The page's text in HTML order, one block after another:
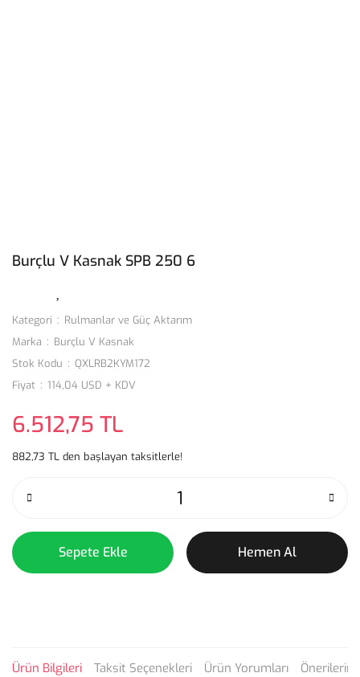
Burçlu V Kasnak SPB 250 6
Kategori
Rulmanlar ve Güç Aktarım
Marka
Burçlu V Kasnak
Stok Kodu
QXLRB2KYM172
Fiyat
114,04 USD + KDV
6.512,75 TL
882,73 TL den başlayan taksitlerle!
Sepete Ekle Hemen Al
Ürün Bilgileri Taksit Seçenekleri Ürün Yorumları